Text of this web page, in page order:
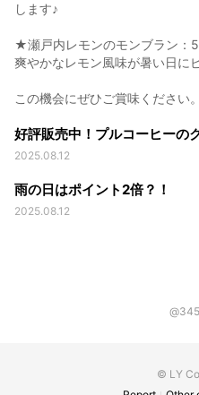
します♪
★瀬戸内レモンのモンブラン：
爽やかなレモン風味が暑い日に
この機会にぜひご賞味ください。
好評販売中！プルコーヒーの
2025.08.12
雨の日はポイント2倍？！
2025.08.12
© LY